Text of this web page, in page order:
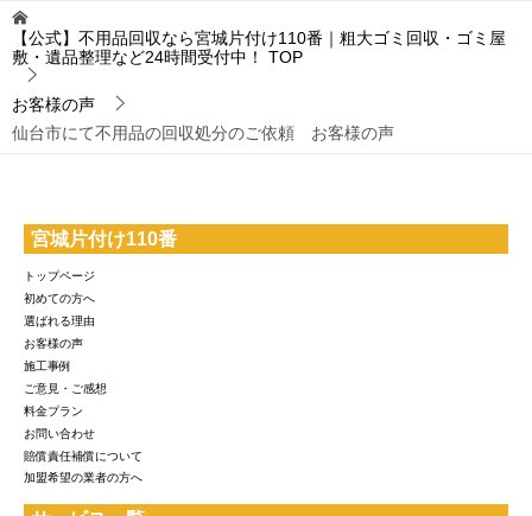
【公式】不用品回収なら宮城片付け110番｜粗大ゴミ回収・ゴミ屋
敷・遺品整理など24時間受付中！
TOP
お客様の声
仙台市にて不用品の回収処分のご依頼 お客様の声
宮城片付け110番
トップページ
初めての方へ
選ばれる理由
お客様の声
施工事例
ご意見・ご感想
料金プラン
お問い合わせ
賠償責任補償について
加盟希望の業者の方へ